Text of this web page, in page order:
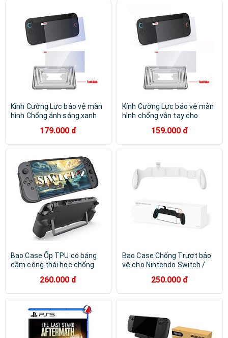
Kính Cường Lực bảo vệ màn
hình Chống ánh sáng xanh
Switch 2 - Hàng Chính Hãng
179.000 đ
Kính Cường Lực bảo vệ màn
hình chống vân tay cho
Chính Hãng159.000 đ
Bao Case Ốp TPU có báng
cầm công thái học chống
Switch 2 - Hàng Chính Hãng
260.000 đ
Bao Case Chống Trượt bảo
vệ cho Nintendo Switch /
Nintendo Switch 2 - Hàng
Chính Hãng
250.000 đ